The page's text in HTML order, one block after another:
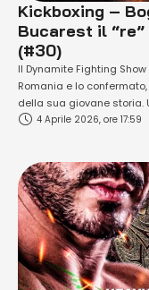
Kickboxing –
Bucarest il “re”
(#30)
Il Dynamite Fighting
Romania e lo
della sua giovane storia.
promotion con i nipponici
4 Aprile 2026, ore 17:59